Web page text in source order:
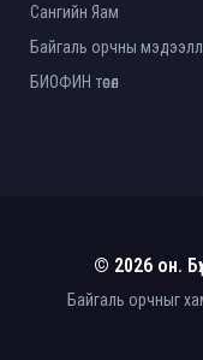
Сангийн Яам
Байгаль орчны
БИОФИН төсөл
© 2026 он.
Байгаль орчныг